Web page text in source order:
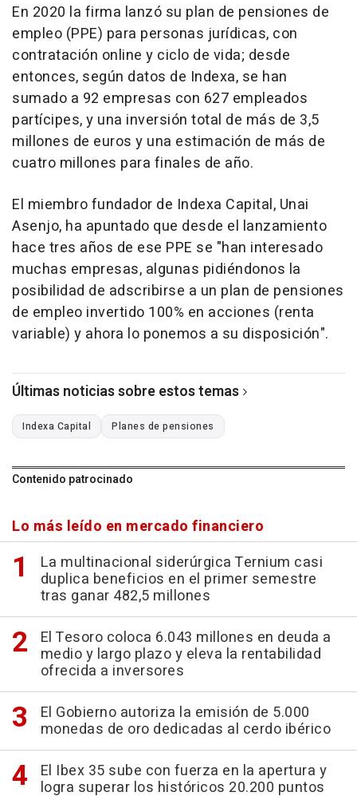
En 2020 la firma lanzó su plan de pensiones de
empleo (PPE) para personas jurídicas, con
contratación online y ciclo de vida; desde
entonces, según datos de Indexa, se han
sumado a 92 empresas con 627 empleados
partícipes, y una inversión total de más de 3,5
millones de euros y una estimación de más de
cuatro millones para finales de año.
El miembro fundador de Indexa Capital, Unai
Asenjo, ha apuntado que desde el lanzamiento
hace tres años de ese PPE se "han interesado
muchas empresas, algunas pidiéndonos la
posibilidad de adscribirse a un plan de pensiones
de empleo invertido 100% en acciones (renta
variable) y ahora lo ponemos a su disposición".
Últimas noticias sobre estos temas
Indexa Capital Planes de pensiones
Contenido patrocinado
Lo más leído en mercado financiero
La multinacional siderúrgica Ternium casi
duplica beneficios en el primer semestre
tras ganar 482,5 millones
El Tesoro coloca 6.043 millones en deuda a
medio y largo plazo y eleva la rentabilidad
ofrecida a inversores
El Gobierno autoriza la emisión de 5.000
monedas de oro dedicadas al cerdo ibérico
El Ibex 35 sube con fuerza en la apertura y
logra superar los históricos 20.200 puntos